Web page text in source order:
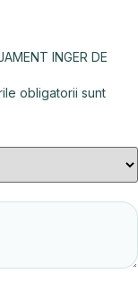
INGER DE
obligatorii sunt